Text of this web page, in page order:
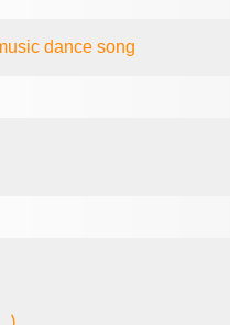
dancesong